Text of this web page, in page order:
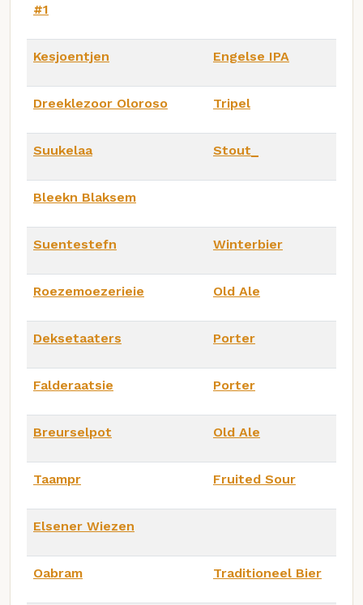
#1
Kesjoentjen Engelse IPA
Dreeklezoor Oloroso Tripel
Suukelaa Stout_
Bleekn Blaksem
Suentestefn Winterbier
Roezemoezerieie Old Ale
Deksetaaters Porter
Falderaatsie Porter
Breurselpot Old Ale
Taampr Fruited Sour
Elsener Wiezen
Oabram Traditioneel Bier